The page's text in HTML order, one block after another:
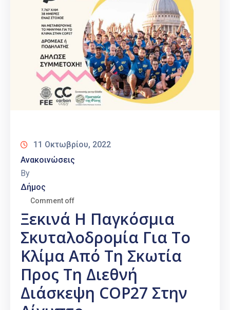
11 Οκτωβρίου, 2022
Ανακοινώσεις
By
Δήμος
Comment off
Ξεκινά Η Παγκόσμια
Σκυταλοδρομία Για Το
Κλίμα Από Τη Σκωτία
Προς Τη Διεθνή
Διάσκεψη COP27 Στην